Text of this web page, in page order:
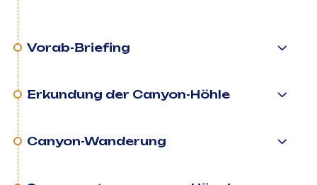
Vorab-Briefing
Erkundung der Canyon-Höhle
Canyon-Wanderung